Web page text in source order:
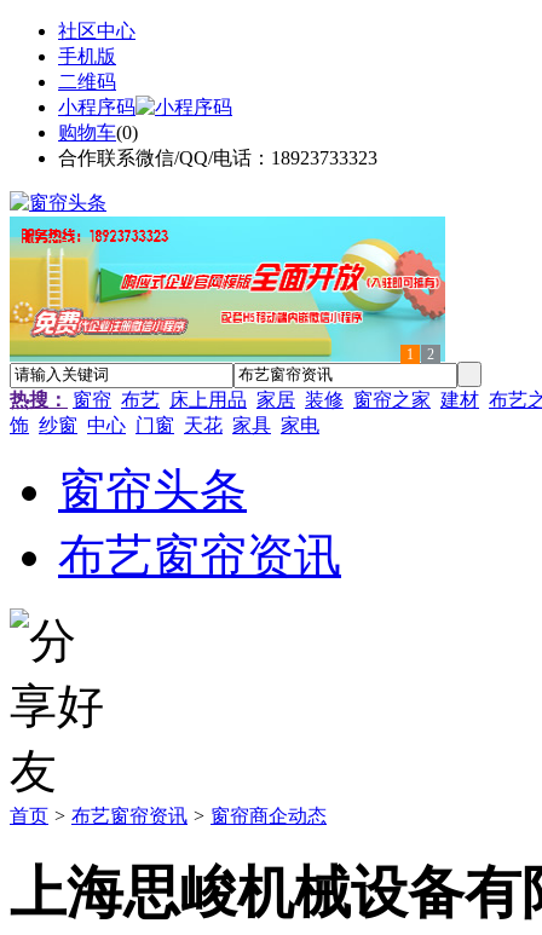
社区中心
手机版
二维码
小程序码
购物车(0)
合作联系微信/QQ/电话：18923733323
1 2
热搜： 窗帘 布艺 床上用品 家居 装修 窗帘之家 建材 布艺
饰 纱窗 中心 门窗 天花 家具 家电
窗帘头条
布艺窗帘资讯
首页 > 布艺窗帘资讯 > 窗帘商企动态
上海思峻机械设备有